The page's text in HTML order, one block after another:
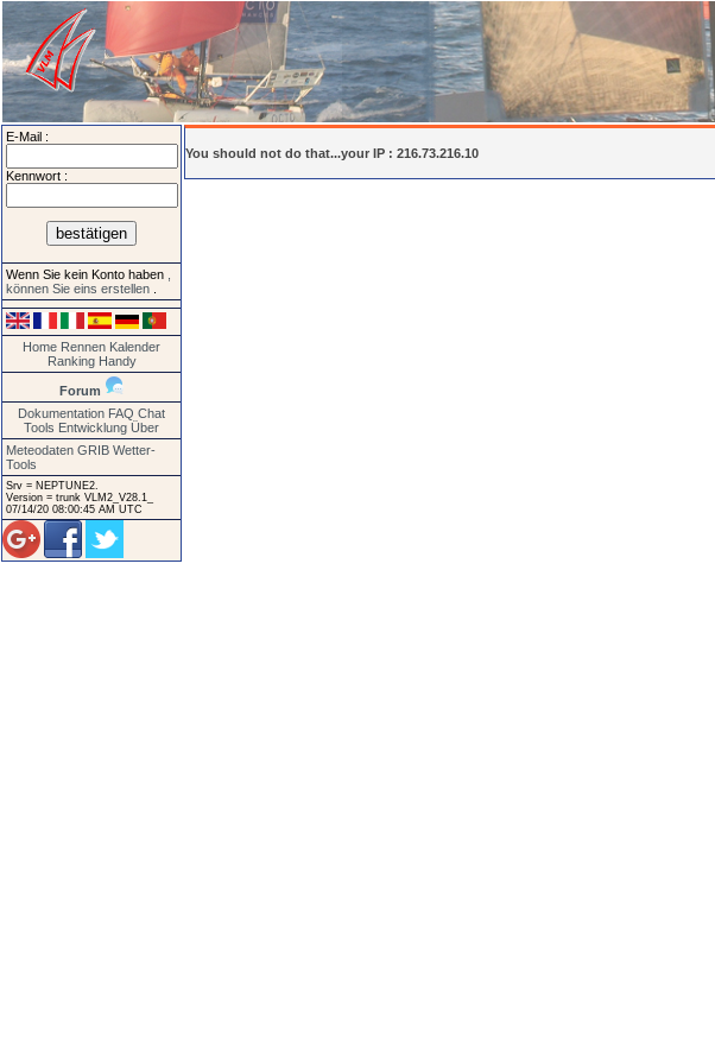
E-Mail :
Kennwort :
Wenn Sie kein Konto haben
können Sie eins erstellen
Home Rennen Kalender
Ranking Handy
Forum
Dokumentation FAQ Chat
Tools Entwicklung Über
Meteodaten GRIB Wetter-
Tools
Srv = NEPTUNE2.
Version = trunk VLM2_V28.1_
07/14/20 08:00:45 AM UTC
You should not do that...your IP : 216.73.216.10